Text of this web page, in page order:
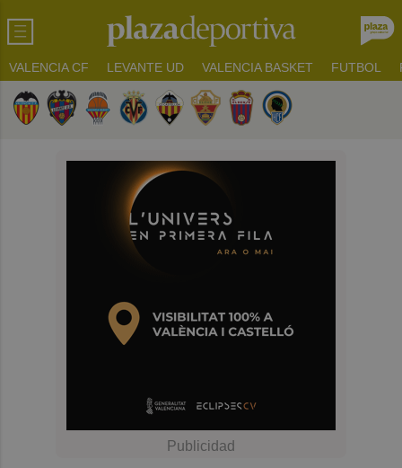
VALENCIA CF LEVANTE UD VALENCIA BASKET FUTBOL